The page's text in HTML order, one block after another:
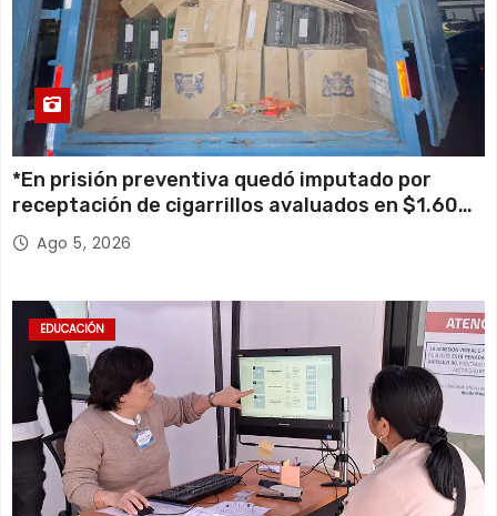
*En prisión preventiva quedó imputado por
receptación de cigarrillos avaluados en $1.600
millones*
Ago 5, 2026
EDUCACIÓN